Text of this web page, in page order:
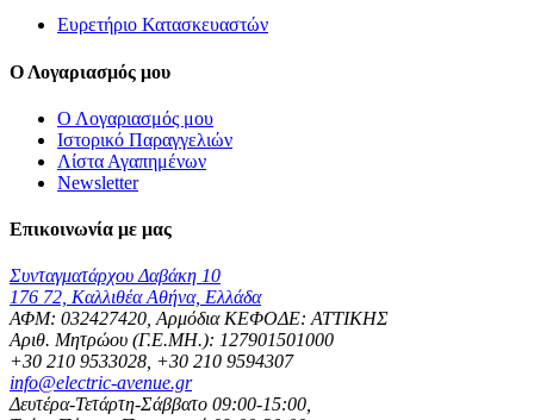
Ευρετήριο Κατασκευαστών
Ο Λογαριασμός μου
Ο Λογαριασμός μου
Ιστορικό Παραγγελιών
Λίστα Αγαπημένων
Newsletter
Επικοινωνία με μας
Συνταγματάρχου Δαβάκη 10
176 72, Καλλιθέα Αθήνα, Ελλάδα
ΑΦΜ: 032427420, Αρμόδια ΚΕΦΟΔΕ: ΑΤΤΙΚΗΣ
Αριθ. Μητρώου (Γ.Ε.ΜΗ.): 127901501000
+30 210 9533028, +30 210 9594307
info@electric-avenue.gr
Δευτέρα-Τετάρτη-Σάββατο 09:00-15:00,